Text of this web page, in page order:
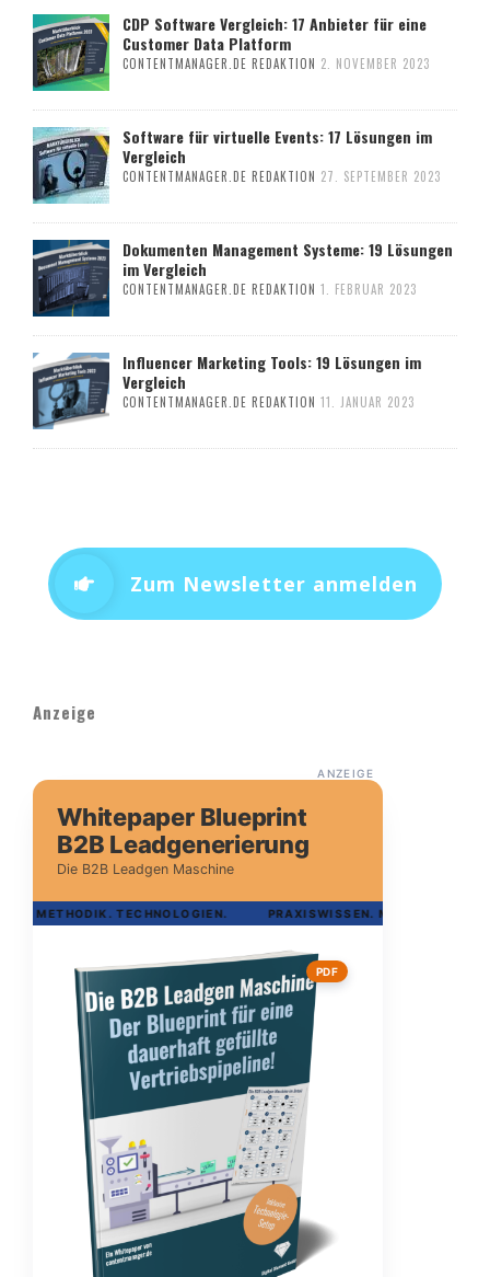
CDP Software Vergleich: 17 Anbieter für eine
Customer Data Platform
CONTENTMANAGER.DE REDAKTION 2. NOVEMBER 2023
Software für virtuelle Events: 17 Lösungen im
Vergleich
CONTENTMANAGER.DE REDAKTION 27. SEPTEMBER 2023
Dokumenten Management Systeme: 19 Lösungen
im Vergleich
CONTENTMANAGER.DE REDAKTION 1. FEBRUAR 2023
Influencer Marketing Tools: 19 Lösungen im
Vergleich
CONTENTMANAGER.DE REDAKTION 11. JANUAR 2023
Zum Newsletter anmelden
Anzeige